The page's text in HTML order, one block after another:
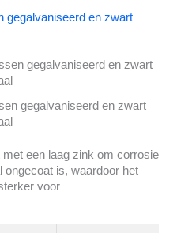
gegalvaniseerd en zwart
gegalvaniseerd en zwart
een laag zink om corrosie
ongecoat is, waardoor het
voor